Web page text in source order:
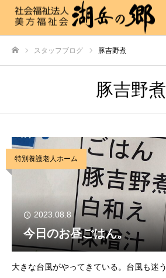
スタッフブログ 豚吉野煮
豚吉野煮
特別養護老人ホーム
2023.08.8
今日のお昼ごはん。
大きな台風がやってきている。台風も迷